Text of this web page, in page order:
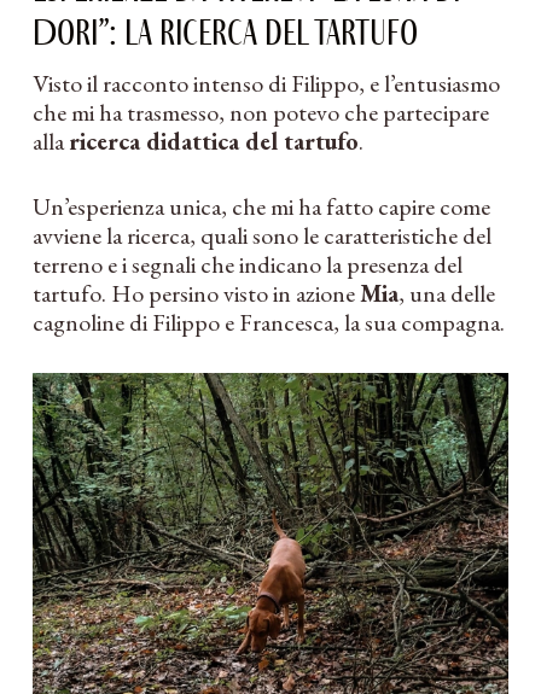
Dori”: la ricerca del tartufo
Visto il racconto intenso di Filippo, e l’entusiasmo
che mi ha trasmesso, non potevo che partecipare
allaricerca didattica del tartufo.
Un’esperienza unica, che mi ha fatto capire come
avviene la ricerca, quali sono le caratteristiche del
terreno e i segnali che indicano la presenza del
tartufo. Ho persino visto in azioneMia, una delle
cagnoline di Filippo e Francesca, la sua compagna.